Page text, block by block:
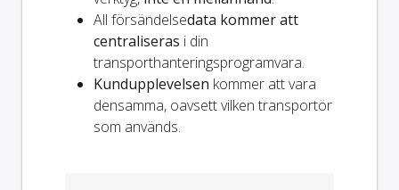
All försändelsedata kommer att
centraliseras i din
transporthanteringsprogramvara.
Kundupplevelsen kommer att vara
densamma, oavsett vilken transportör
som används.